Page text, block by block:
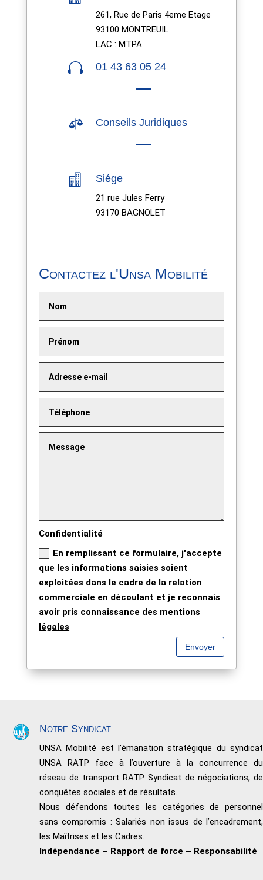
261, Rue de Paris 4eme Etage
93100 MONTREUIL
LAC : MTPA
 01 43 63 05 24
 Conseils Juridiques
 Siége
21 rue Jules Ferry
93170 BAGNOLET
Contactez l'Unsa Mobilité
Confidentialité
En remplissant ce formulaire, j'accepte
que les informations saisies soient
exploitées dans le cadre de la relation
commerciale en découlant et je reconnais
avoir pris connaissance des mentions
légales
Envoyer
Notre Syndicat
UNSA Mobilité est l’émanation stratégique du syndicat
UNSA RATP face à l’ouverture à la concurrence du
réseau de transport RATP. Syndicat de négociations, de
conquêtes sociales et de résultats.
Nous défendons toutes les catégories de personnel
sans compromis : Salariés non issus de l’encadrement,
les Maîtrises et les Cadres.
Indépendance – Rapport de force – Responsabilité